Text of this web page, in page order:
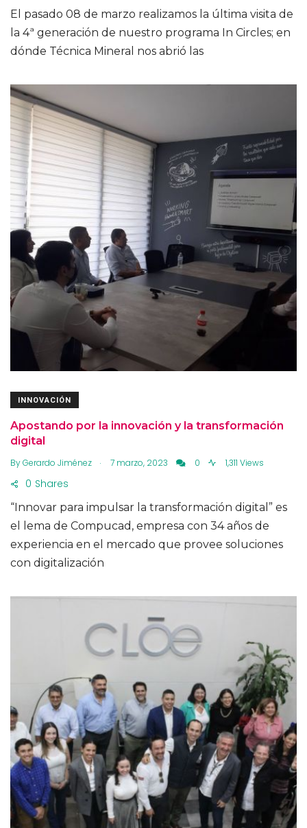
El pasado 08 de marzo realizamos la última visita de
la 4ª generación de nuestro programa In Circles; en
dónde Técnica Mineral nos abrió las
INNOVACIÓN
Apostando por la innovación y la transformación
digital
ByGerardo Jiménez . 7 marzo, 2023 0 1,311 Views
Shares
0
“Innovar para impulsar la transformación digital” es
el lema de Compucad, empresa con 34 años de
experiencia en el mercado que provee soluciones
con digitalización